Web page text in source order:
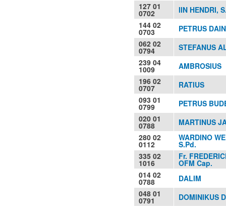
127 01
0702
IIN HENDRI,
144 02
0703
PETRUS
062 02
0794
STEFANUS
239 04
1009
AMBROSIUS
196 02
0707
RATIUS
093 01
0799
PETRUS
020 01
0788
MARTINUS
280 02
0112
WARDINO
S.Pd.
335 02
1016
Fr.
OFM Cap.
014 02
0788
DALIM
048 01
0791
DOMINIKUS